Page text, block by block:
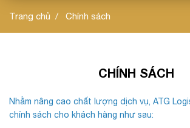
Trang chủ Chính sách
CHÍNH SÁCH
Nhằm nâng cao chất lượng dịch vụ, ATG
chính sách cho khách hàng như sau: